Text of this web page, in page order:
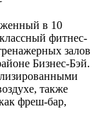
в 10
фитнес-
залов
Бизнес-Бэй.
также
фреш-бар,